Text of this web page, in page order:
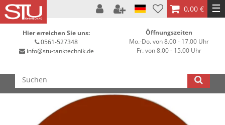
0,00 € ☰
Hier erreichen Sie uns:
0561-527348
info@stu-tanktechnik.de
Öffnungszeiten
Mo.-Do. von 8.00 - 17.00 Uhr
Fr. von 8.00 - 15.00 Uhr